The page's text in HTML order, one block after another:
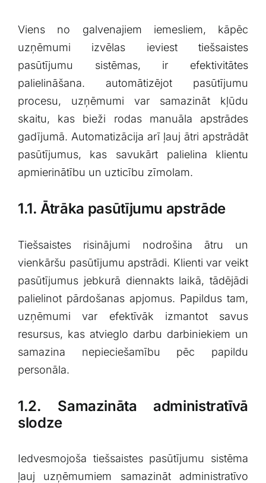
Viens no galvenajiem iemesliem, kāpēc
uzņēmumi izvēlas ieviest tiešsaistes
pasūtījumu sistēmas, ir efektivitātes
palielināšana. automātizējot pasūtījumu
procesu, uzņēmumi var samazināt kļūdu
skaitu,‍ kas bieži rodas manuāla apstrādes
gadījumā. Automatizācija arī ļauj ātri⁣ apstrādāt
pasūtījumus, kas savukārt palielina klientu
apmierinātību un uzticību zīmolam.
1.1. Ātrāka pasūtījumu apstrāde
Tiešsaistes risinājumi nodrošina⁤ ātru un
vienkāršu pasūtījumu apstrādi. Klienti var veikt​
pasūtījumus jebkurā diennakts laikā, tādējādi
palielinot pārdošanas apjomus. Papildus tam,
uzņēmumi var efektīvāk izmantot savus
resursus, kas atvieglo darbu darbiniekiem un
samazina​ nepieciešamību⁣ pēc papildu
personāla.
1.2. Samazināta ⁤administratīvā‌
slodze
Iedvesmojoša tiešsaistes pasūtījumu sistēma
⁣ļauj uzņēmumiem samazināt administratīvo